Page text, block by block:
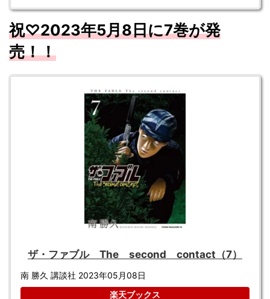
祝♡2023年5月8日に7巻が発
売！！
ザ・ファブル The second contact（7）
南 勝久 講談社 2023年05月08日
楽天ブックス